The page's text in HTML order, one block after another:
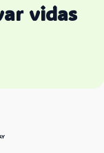
vidas